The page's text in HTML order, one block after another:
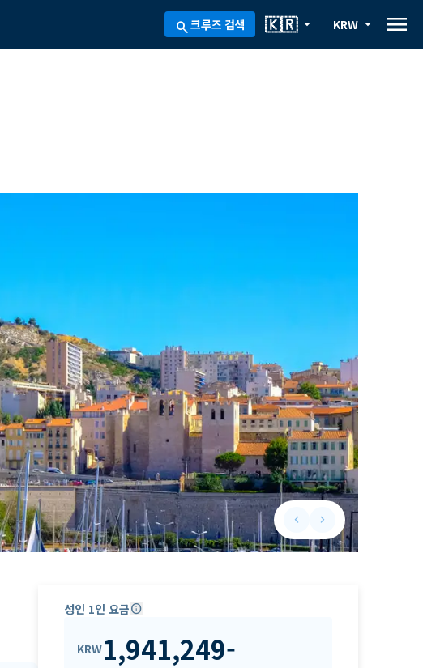
search크루즈 검색 arrow_drop_down
🇰🇷 arrow_drop_down
KRW menu
keyboard_arrow_leftPrevious slide
keyboard_arrow_rightNext slide
성인 1인 요금info
KRW1,941,249-